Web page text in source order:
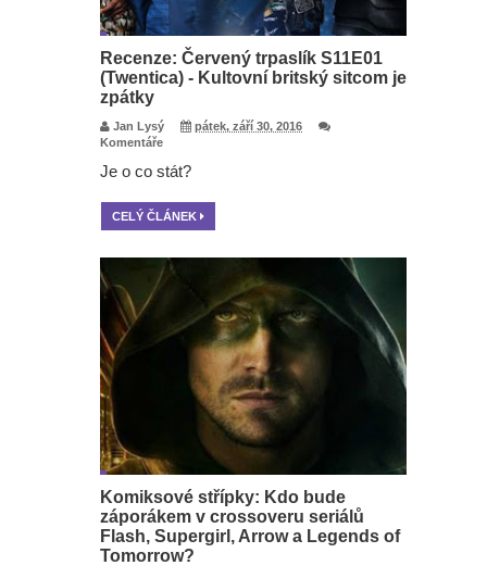
Recenze: Červený trpaslík S11E01
(Twentica) - Kultovní britský sitcom je
zpátky
Jan Lysý
pátek, září 30, 2016
Komentáře
Je o co stát?
CELÝ ČLÁNEK
Komiksové střípky: Kdo bude
záporákem v crossoveru seriálů
Flash, Supergirl, Arrow a Legends of
Tomorrow?